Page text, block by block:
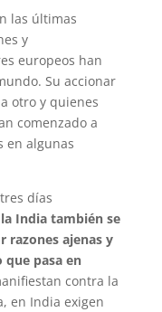
las últimas
y
europeos han
Su accionar
otro y quienes
comenzado a
en algunas
días
India también se
razones ajenas y
pasa en
contra la
en India exigen